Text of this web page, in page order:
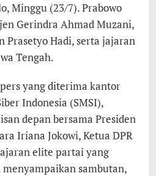
Minggu (23/7). Prabowo
Gerindra Ahmad Muzani,
Prasetyo Hadi, serta jajaran
Tengah.
yang diterima kantor
Indonesia (SMSI),
depan bersama Presiden
Iriana Jokowi, Ketua DPR
elite partai yang
sambutan,